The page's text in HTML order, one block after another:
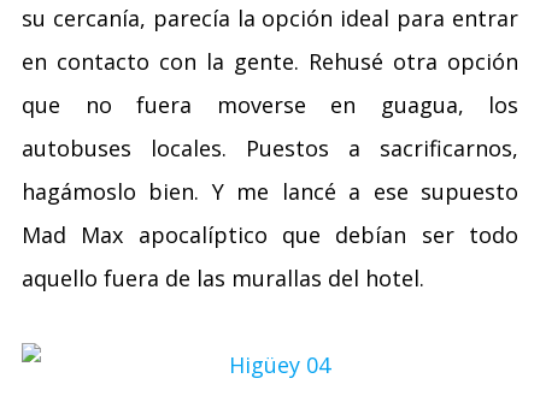
su cercanía, parecía la opción ideal para entrar
en contacto con la gente. Rehusé otra opción
que no fuera moverse en guagua, los
autobuses locales. Puestos a sacrificarnos,
hagámoslo bien. Y me lancé a ese supuesto
Mad Max apocalíptico que debían ser todo
aquello fuera de las murallas del hotel.